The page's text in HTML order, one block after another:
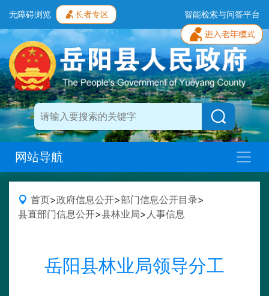
无障碍浏览 长者专区 智能检索与问答平台
网站导航
首页>政府信息公开>部门信息公开目录>
县直部门信息公开>县林业局> 人事信息
岳阳县林业局领导分工